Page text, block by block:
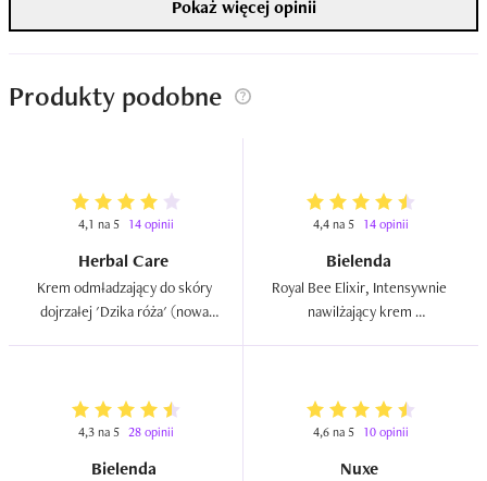
Pokaż więcej opinii
Produkty podobne
4,1 na 5 14 opinii
Herbal Care
Krem odmładzający do skóry
dojrzałej 'Dzika róża' (nowa
4,4 na 5 14 opinii
Bielenda
Royal Bee Elixir, Intensywnie
nawilżający krem
4,3 na 5 28 opinii
Bielenda
4,6 na 5 10 opinii
Nuxe